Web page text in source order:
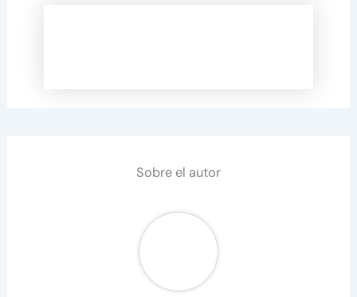
Sobre el autor